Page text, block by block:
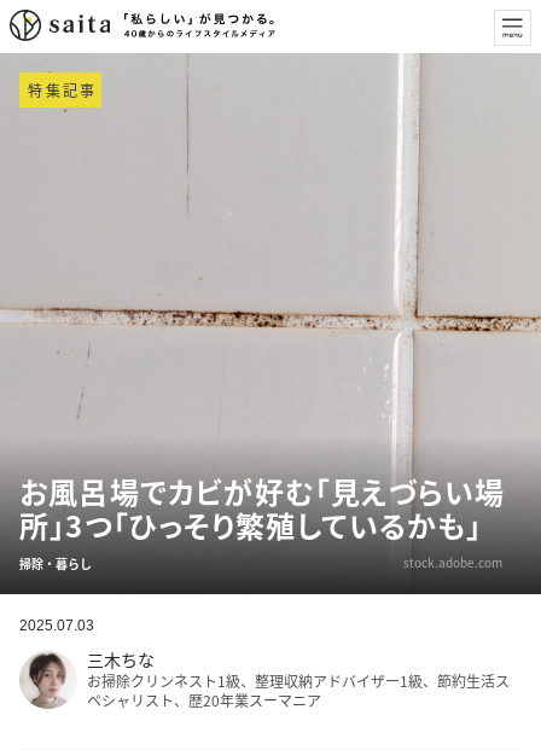
特集記事
お風呂場でカビが好む「見えづらい場
所」3つ「ひっそり繁殖しているかも」
掃除・暮らし stock.adobe.com
2025.07.03
三木ちな
お掃除クリンネスト1級、整理収納アドバイザー1級、節約生活ス
ペシャリスト、歴20年業スーマニア